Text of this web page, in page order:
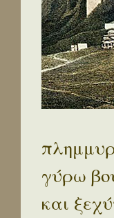
γύρω
και